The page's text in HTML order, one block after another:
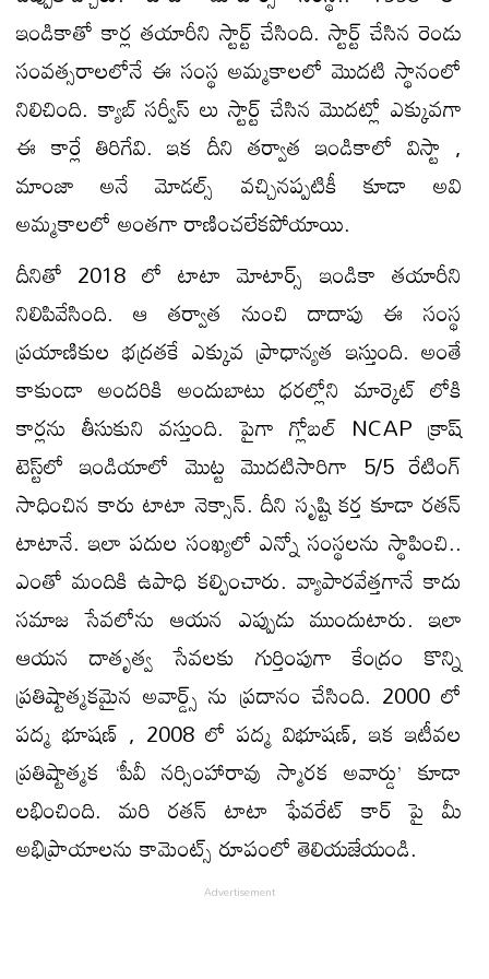
ఇండికాతో కార్ల తయారీని స్టార్ట్ చేసింది. స్టార్ట్ చేసిన రెండు
సంవత్సరాలలోనే ఈ సంస్థ అమ్మకాలలో మొదటి స్థానంలో
నిలిచింది. క్యాబ్ సర్వీస్ లు స్టార్ట్ చేసిన మొదట్లో ఎక్కువగా
ఈ కార్లే తిరిగేవి. ఇక దీని తర్వాత ఇండికాలో విస్టా ,
మాంజా అనే మోడల్స్ వచ్చినప్పటికీ కూడా అవి
అమ్మకాలలో అంతగా రాణించలేకపోయాయి.
దీనితో 2018 లో టాటా మోటార్స్ ఇండికా తయారీని
నిలిపివేసింది. ఆ తర్వాత నుంచి దాదాపు ఈ సంస్థ
ప్రయాణికుల భద్రతకే ఎక్కువ ప్రాధాన్యత ఇస్తుంది. అంతే
కాకుండా అందరికి అందుబాటు ధరల్లోని మార్కెట్ లోకి
కార్లను తీసుకుని వస్తుంది. పైగా గ్లోబల్ NCAP క్రాష్‌
టెస్ట్‌లో ఇండియాలో మొట్ట మొదటిసారిగా 5/5 రేటింగ్‌
సాధించిన కారు టాటా నెక్సాన్‌. దీని సృష్టి కర్త కూడా రతన్
టాటానే. ఇలా పదుల సంఖ్యలో ఎన్నో సంస్థలను స్థాపించి..
ఎంతో మందికి ఉపాధి కల్పించారు. వ్యాపారవేత్తగానే కాదు
సమాజ సేవలోను ఆయన ఎప్పుడు ముందుటారు. ఇలా
ఆయన దాతృత్వ సేవలకు గుర్తింపుగా కేంద్రం కొన్ని
ప్రతిష్టాత్మకమైన అవార్డ్స్ ను ప్రదానం చేసింది. 2000 లో
పద్మ భూషణ్ , 2008 లో పద్మ విభూషణ్, ఇక ఇటీవల
ప్రతిష్టాత్మక ‘పీవీ నర్సింహారావు స్మారక అవార్డు’ కూడా
లభించింది. మరి రతన్ టాటా ఫేవరేట్ కార్ పై మీ
అభిప్రాయాలను కామెంట్స్ రూపంలో తెలియజేయండి.